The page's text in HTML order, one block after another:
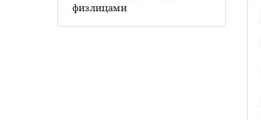
физлицами